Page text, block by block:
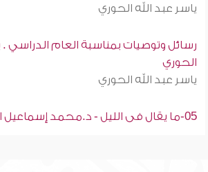
ياسر عبد الله الحوري
رسائل وتوصيات بمناسبة العام الدراسي .
الحوري
ياسر عبد الله الحوري
05-ما يقال فى الليل - د.محمد إسماعيل المقدم